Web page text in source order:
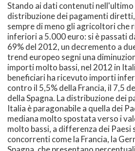
Stando ai dati contenuti
distribuzione dei pagamenti
sempre di meno gli agricoltori che
inferiori a 5.000 euro: si è passati
69% del 2012, un decremento a
trend europeo segni una
importi molto bassi, nel 2012 in
beneficiari ha ricevuto importi
contro il 5,5% della Francia, il 7,5
della Spagna. La distribuzione dei
Italia è paragonabile a quella dei
mediana molto spostata verso i
molto bassi, a differenza dei
concorrenti come la Francia, la